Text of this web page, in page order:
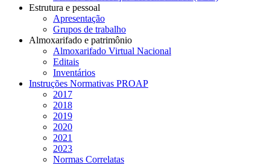
Estrutura e pessoal
Apresentação
Grupos de trabalho
Almoxarifado e patrimônio
Almoxarifado Virtual Nacional
Editais
Inventários
Instruções Normativas PROAP
2017
2018
2019
2020
2021
2023
Normas Correlatas